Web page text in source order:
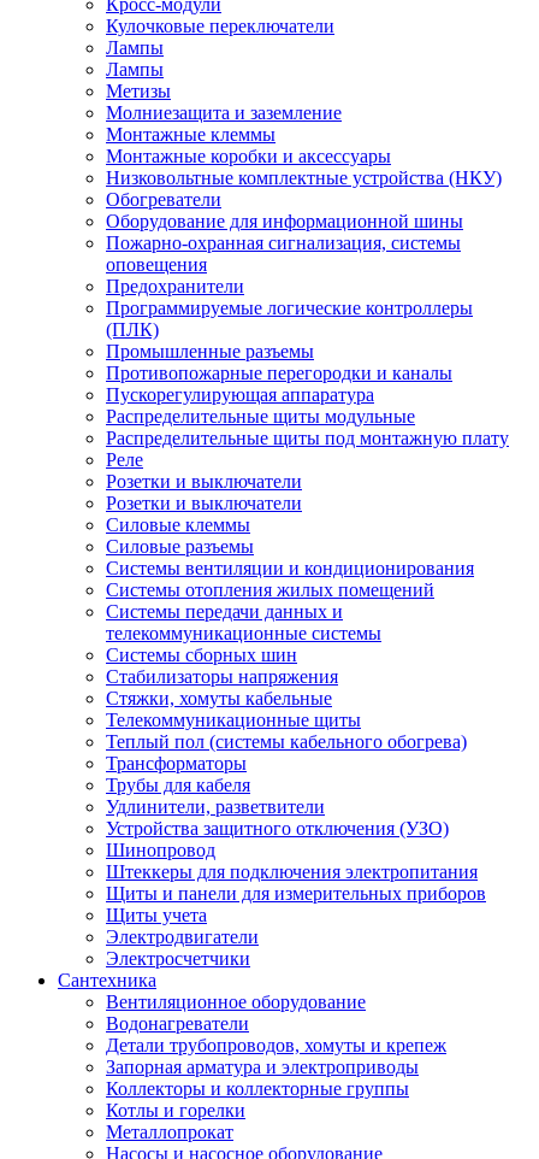
Кулочковые переключатели
Лампы
Лампы
Метизы
Молниезащита и заземление
Монтажные клеммы
Монтажные коробки и аксессуары
Низковольтные комплектные устройства (НКУ)
Обогреватели
Оборудование для информационной шины
Пожарно-охранная сигнализация, системы
оповещения
Предохранители
Программируемые логические контроллеры
(ПЛК)
Промышленные разъемы
Противопожарные перегородки и каналы
Пускорегулирующая аппаратура
Распределительные щиты модульные
Распределительные щиты под монтажную плату
Реле
Розетки и выключатели
Розетки и выключатели
Силовые клеммы
Силовые разъемы
Системы вентиляции и кондиционирования
Системы отопления жилых помещений
Системы передачи данных и
телекоммуникационные системы
Системы сборных шин
Стабилизаторы напряжения
Стяжки, хомуты кабельные
Телекоммуникационные щиты
Теплый пол (системы кабельного обогрева)
Трансформаторы
Трубы для кабеля
Удлинители, разветвители
Устройства защитного отключения (УЗО)
Шинопровод
Штеккеры для подключения электропитания
Щиты и панели для измерительных приборов
Щиты учета
Электродвигатели
Электросчетчики
Сантехника
Вентиляционное оборудование
Водонагреватели
Детали трубопроводов, хомуты и крепеж
Запорная арматура и электроприводы
Коллекторы и коллекторные группы
Котлы и горелки
Металлопрокат
Насосы и насосное оборудование